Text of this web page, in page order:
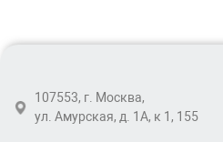
107553, г. Москва,
ул. Амурская, д. 1А, к 1, 155